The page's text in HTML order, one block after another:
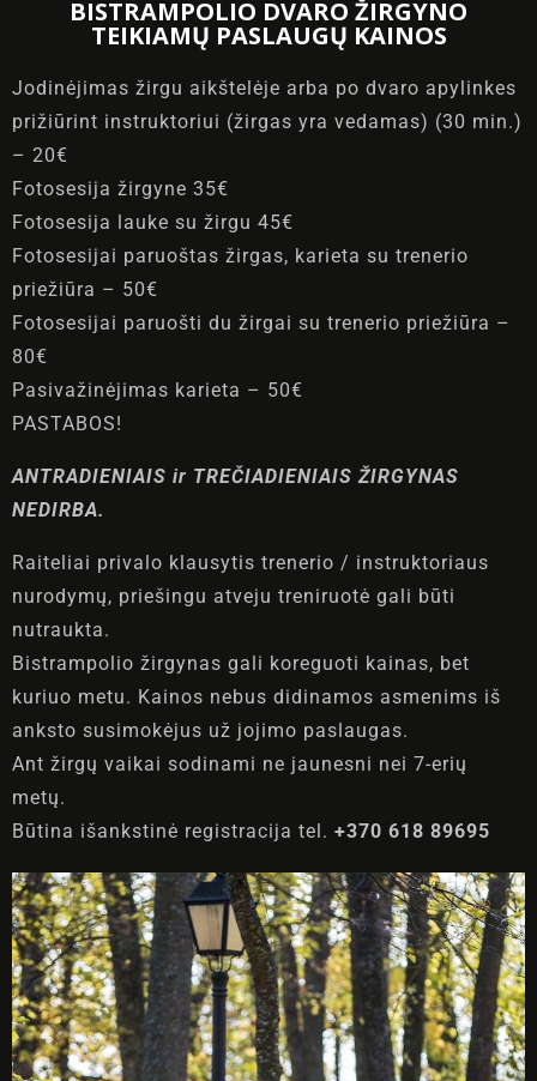
BISTRAMPOLIO DVARO ŽIRGYNO
TEIKIAMŲ PASLAUGŲ KAINOS
Jodinėjimas žirgu aikštelėje arba po dvaro apylinkes
prižiūrint instruktoriui (žirgas yra vedamas) (30 min.)
– 20€
Fotosesija žirgyne 35€
Fotosesija lauke su žirgu 45€
Fotosesijai paruoštas žirgas, karieta su trenerio
priežiūra – 50€
Fotosesijai paruošti du žirgai su trenerio priežiūra –
80€
Pasivažinėjimas karieta – 50€
PASTABOS!
ANTRADIENIAIS ir TREČIADIENIAIS ŽIRGYNAS
NEDIRBA.
Raiteliai privalo klausytis trenerio / instruktoriaus
nurodymų, priešingu atveju treniruotė gali būti
nutraukta.
Bistrampolio žirgynas gali koreguoti kainas, bet
kuriuo metu. Kainos nebus didinamos asmenims iš
anksto susimokėjus už jojimo paslaugas.
Ant žirgų vaikai sodinami ne jaunesni nei 7-erių
metų.
Būtina išankstinė registracija tel. +370 618 89695